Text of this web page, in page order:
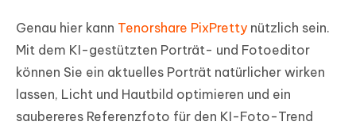
Genau hier kann Tenorshare PixPretty nützlich sein.
Mit dem KI-gestützten Porträt- und Fotoeditor
können Sie ein aktuelles Porträt natürlicher wirken
lassen, Licht und Hautbild optimieren und ein
saubereres Referenzfoto für den KI-Foto-Trend